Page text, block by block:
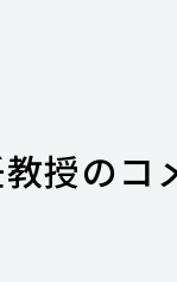
授のコ